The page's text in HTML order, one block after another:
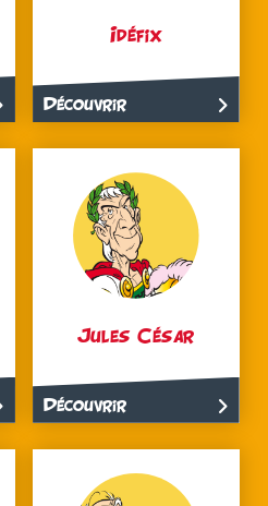
Idéfix
Découvrir
Jules César
Découvrir